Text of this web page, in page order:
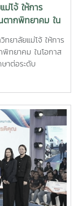
โจ้ ให้การ
ตากพิทยาคม ใน
นวการศึกษาต่อ
ยาลัยแม่โจ้ ให้การ
พิทยาคม ในโอกาส
าต่อระดับ
ครั้งนี้มี
ารศึกษาต่อในคณะ
สบการณ์และสร้าง
คตคณะพัฒนาการ
รงเรียนตาก
นในครั้งนี้ และหวัง
ในโอกาสต่อ
มหาวิทย
โจ้